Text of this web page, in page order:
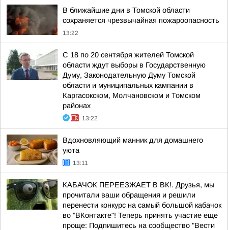
В ближайшие дни в Томской области
сохраняется чрезвычайная пожароопасность
13:22
С 18 по 20 сентября жителей Томской
области ждут выборы в Государственную
Думу, Законодательную Думу Томской
области и муниципальных кампании в
Каргасокском, Молчановском и Томском
районах
13:22
Вдохновляющий манник для домашнего
уюта
13:11
КАБАЧОК ПЕРЕЕЗЖАЕТ В ВК!. Друзья, мы
прочитали ваши обращения и решили
перенести конкурс на самый большой кабачок
во "ВКонтакте"! Теперь принять участие еще
проще: Подпишитесь на сообщество "Вести